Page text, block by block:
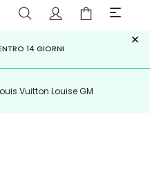
, APPAGO
PERDERE SCONTI E
14 GIORNI ×
Vuitton Louise GM